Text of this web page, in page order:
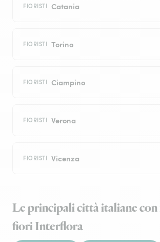
FIORISTI Catania
FIORISTI Torino
FIORISTI Ciampino
FIORISTI Verona
FIORISTI Vicenza
Le principali città italiane con
fiori Interflora